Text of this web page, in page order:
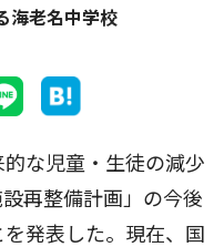
海老名中学校
な児童・生徒の減少
再整備計画」の今後
発表した。現在、国